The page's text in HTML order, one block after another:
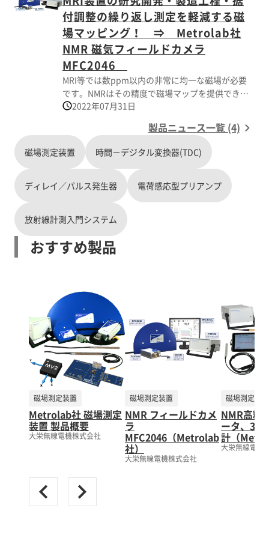
ンピューター技術で設計されたNMR磁力計で、多
くの新しい用途を開拓できます。 磁場を測定する
パルス波プローブは3種類あり、様々な測定レンジ
に柔軟に対応できます。 ・RFケーブル1本だけで
接続でき、プラグの抜き差しが容易です。 ・1326
プローブには 3軸ホール素子プローブが組み込ま
れ、NMR信号のサーチが高速化できます。 ・1426
プローブは、狭いギャップに収まるリモート・パ
与える高放射線環境にも対応できます。 ・1526プ
ローブは、狭いギャップに収まるリモート・アク
ティブ測定ヘッドを持つため、NMR信号を局所的
に処理することで S/N比が向上し、ケーブルを長く
伸ばすことができます。
付調整の繰り返し測定を軽減する磁
場マッピング！ ⇒ Metrolab社
NMR 磁気フィールドカメラ
MFC2046
MRI等では数ppm以内の非常に均一な磁場が必要
です。NMRはその精度で磁場マップを提供できる
唯一の磁気測定技術です。 MRIメーカーでの研究
とシミング（磁場の不均一性補正）を繰り返す必
要があり、測定の正確さと所要時間短縮が非常に
重要です。 NFC2046磁気フィールドカメラは、
1990年代にMRI磁石の磁場マッピングに革命をも
たらした MFC3045磁気フィールドカメラに改良を
加えた後継機種です。 従来のMFC3045は、磁場の
マッピングの所要時間を数時間から数分に短縮
し、位置決め誤差は1mm以下、ヒューマンエラー
やドリフト誤差を無視できるレベルに抑えた画期
的な製品でした。 このMFC2046は、従来の
上限を、7Tから30Tに拡大 ・マッピングできるボ
ア径の最小値を、220mmから40mmに縮小 ・プロ
ーブ・アレイに搭載できるNMRプローブ数を、32
から255に拡大
2022年07月31日
製品ニュース一覧 (4)
磁場測定装置 時間－デジタル変換器(TDC)
ディレイ／パルス発生器 電荷感応型プリアンプ
放射線計測入門システム
おすすめ製品
磁場測定装置
Metrolab社 磁場測定
装置 製品概要
大栄無線電機株式会社
磁場測定装置
NMR フィールドカメ
ラ
MFC2046（Metrolab
社）
大栄無線電機株式会社
磁場測定装置
NMR高精
ータ、3軸
計（
大栄無線電機